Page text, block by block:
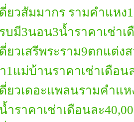
ยวสัมมากร รามคำแหง
บมี3นอน3น้ำราคาเช่าเ
ยวเสรีพระราม9ตกแต่ง
แม่บ้านราคาเช่าเดือน
ยวเดอะแพลนรามคำแ
ราคาเช่าเดือนละ